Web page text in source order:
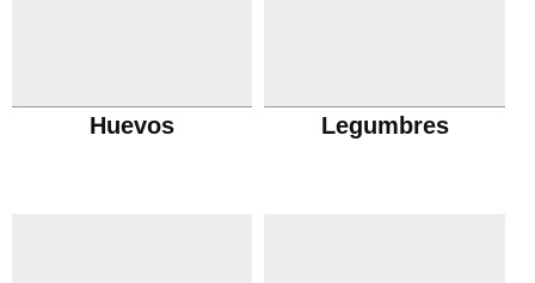
Huevos Legumbres